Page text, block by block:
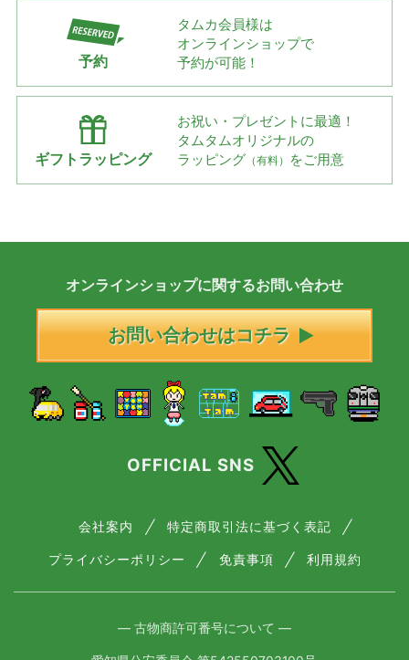
予約
タムカ会員様は
オンラインショップで
予約が可能！
ギフトラッピング
お祝い・プレゼントに最適！
タムタムオリジナルの
ラッピング （有料） をご用意
オンラインショップに関するお問い合わせ
お問い合わせはコチラ
OFFICIAL SNS
会社案内 特定商取引法に基づく表記
プライバシーポリシー 免責事項 利用規約
― 古物商許可番号について ―